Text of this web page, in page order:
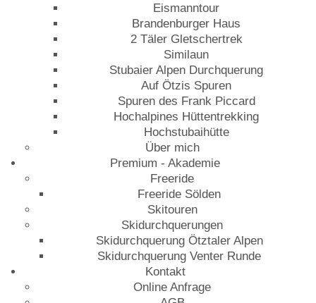
Eismanntour
Brandenburger Haus
2 Täler Gletschertrek
Similaun
Stubaier Alpen Durchquerung
Auf Ötzis Spuren
Spuren des Frank Piccard
Hochalpines Hüttentrekking
Hochstubaihütte
Über mich
Premium - Akademie
Freeride
Freeride Sölden
Skitouren
Skidurchquerungen
Skidurchquerung Ötztaler Alpen
Skidurchquerung Venter Runde
Kontakt
Online Anfrage